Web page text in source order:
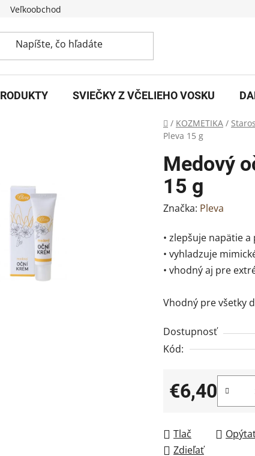
Veľkoobchod
SVIEČKY Z VČELIEHO VOSKU
Domov
/ KOZMETIKA /
Pleva 15 g
Medový
15 g
Značka: Pleva
• zlepšuje napätie
• vyhladzuje
• vhodný aj pre
Vhodný pre všetky
Dostupnosť
Kód:
€6,40
Jednotková cena:
Tlač
Zdieľať